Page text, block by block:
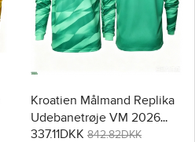
Kroatien Målmand Replika
Udebanetrøje VM 2026
Langærmet
337.11DKK 842.82DKK